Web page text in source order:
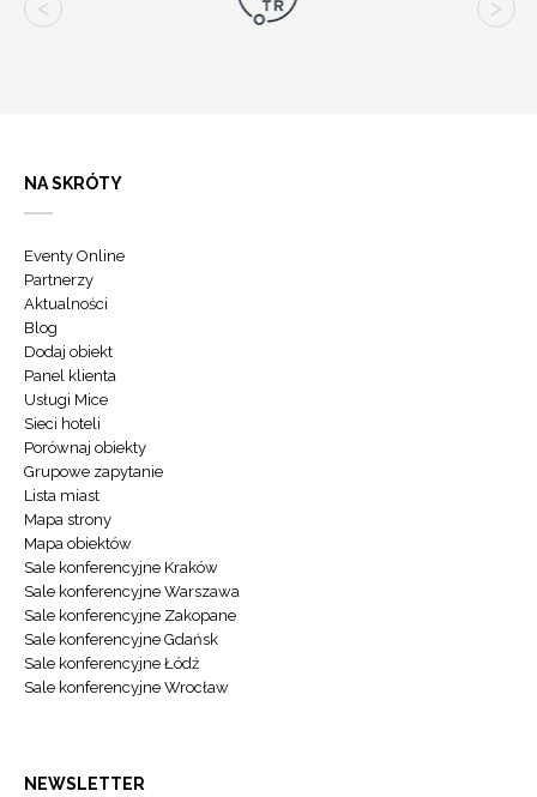
NA SKRÓTY
Eventy Online
Partnerzy
Aktualności
Blog
Dodaj obiekt
Panel klienta
Usługi Mice
Sieci hoteli
Porównaj obiekty
Grupowe zapytanie
Lista miast
Mapa strony
Mapa obiektów
Sale konferencyjne Kraków
Sale konferencyjne Warszawa
Sale konferencyjne Zakopane
Sale konferencyjne Gdańsk
Sale konferencyjne Łódź
Sale konferencyjne Wrocław
NEWSLETTER